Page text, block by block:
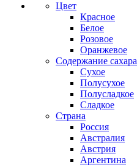
Цвет
Красное
Белое
Розовое
Оранжевое
Содержание сахара
Сухое
Полусухое
Полусладкое
Сладкое
Страна
Россия
Австралия
Австрия
Аргентина